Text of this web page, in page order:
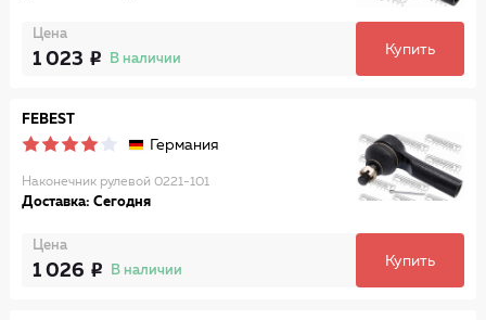
Цена
1 023 В наличии
Купить
FEBEST
Германия
Наконечник рулевой 0221-101
Доставка: Сегодня
Цена
1 026 В наличии
Купить